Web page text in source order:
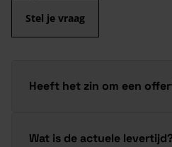
Stel je vraag
Heeft het zin om een
Wat is de actuele